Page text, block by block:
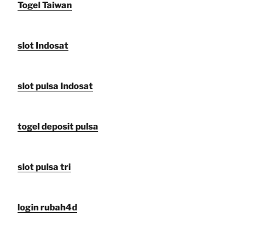
Togel Taiwan
slot Indosat
slot pulsa Indosat
togel deposit pulsa
slot pulsa tri
login rubah4d